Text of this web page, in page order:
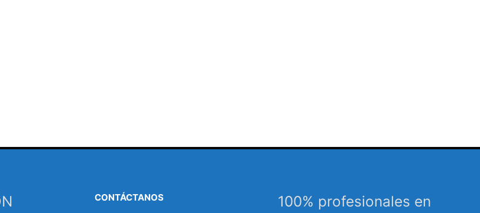
CONTÁCTANOS
100% profesionales en